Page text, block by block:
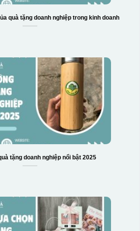
quà tặng doanh nghiệp trong kinh doanh
tặng doanh nghiệp nổi bật 2025